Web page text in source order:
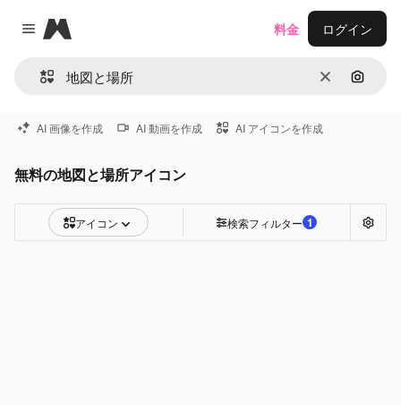
Close menu
Magnific
消去 画像で
料金 ログイン
AI 画像を作成 AI 動画を作成 AI アイコンを作成
無料の地図と場所アイコン
アイコン 検索フィルター 1